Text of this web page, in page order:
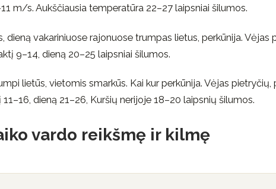
m/s. Aukščiausia temperatūra 22–27 laipsniai šilumos.
dieną vakariniuose rajonuose trumpas lietus, perkūnija.
9–14, dieną 20–25 laipsniai šilumos.
lietūs, vietomis smarkūs. Kai kur perkūnija. Vėjas
dieną 21–26, Kuršių nerijoje 18–20 laipsnių šilumos.
vardo reikšmę ir kilmę